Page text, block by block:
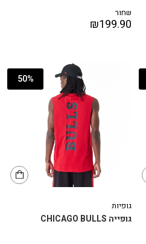
שחור
₪199.90
50%
גופיות
גופייה CHICAGO BULLS